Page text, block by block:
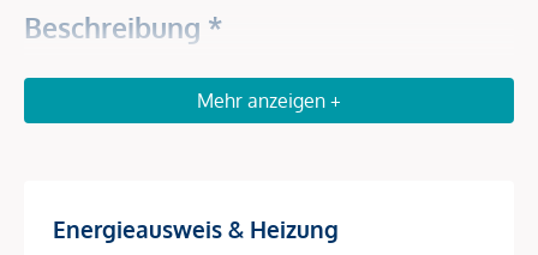
Beschreibung *
VORSORGEN in SERVICED APARTMENTS – Das RAY
Mieterträge sowie für einen sorgenfreien Rundum-Service.
Mehr anzeigen +
Energieausweis & Heizung